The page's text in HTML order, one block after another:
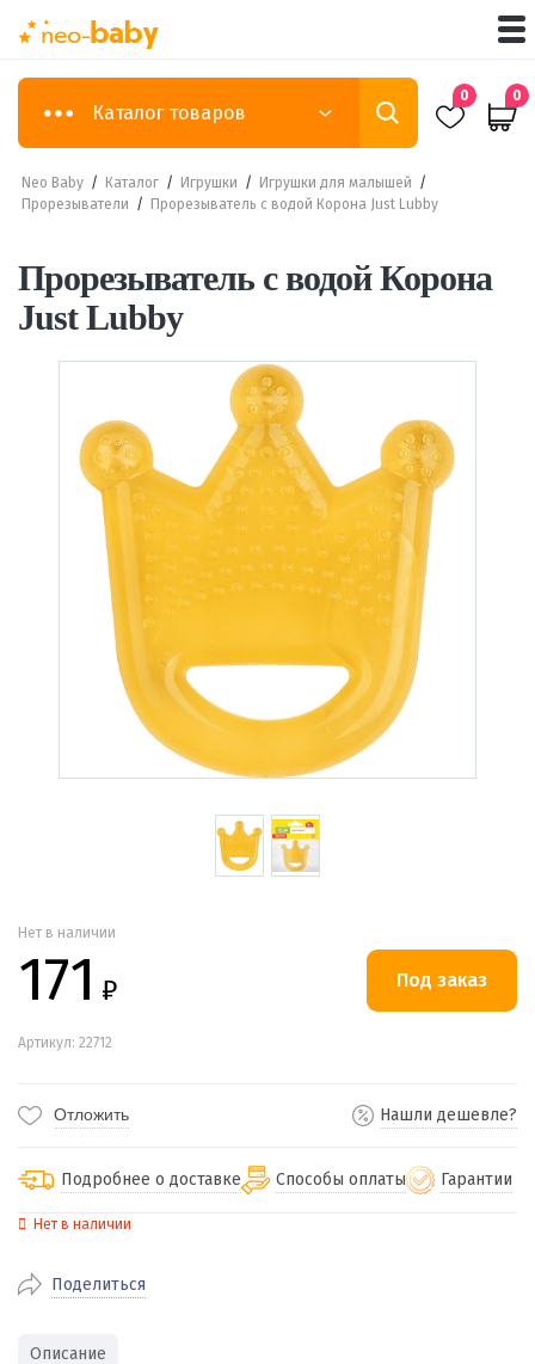
Каталог товаров
0 0
Neo Baby / Каталог / Игрушки / Игрушки для малышей /
Прорезыватели / Прорезыватель с водой Корона Just Lubby
Прорезыватель с водой Корона
Just Lubby
Нет в наличии
171 ₽
Артикул: 22712
Отложить Нашли дешевле?
Подробнее о доставке
доставка
стоимость доставки
Способы оплаты
Наличными при получении (для
Гарантии
Нет в наличии
Поделиться
Описание